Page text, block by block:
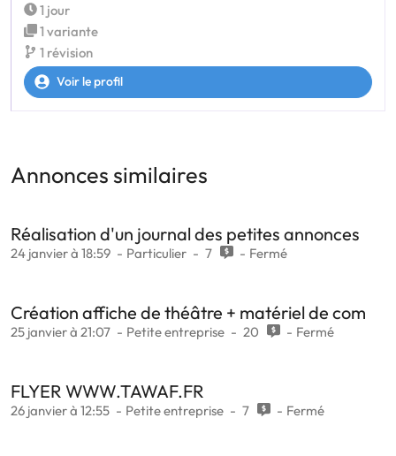
1 jour
1 variante
1 révision
Voir le profil
Annonces similaires
Réalisation d'un journal des petites annonces
24 janvier à 18:59 Particulier 7 Fermé
Création affiche de théâtre + matériel de com
25 janvier à 21:07 Petite entreprise 20 Fermé
FLYER WWW.TAWAF.FR
26 janvier à 12:55 Petite entreprise 7 Fermé